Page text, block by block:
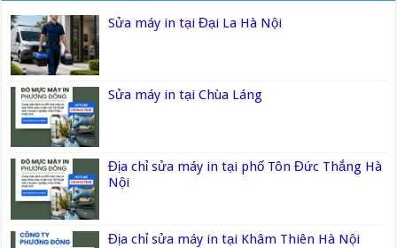
Sửa máy in tại Đại La Hà Nội
Sửa máy in tại Chùa Láng
Địa chỉ sửa máy in tại phố Tôn Đức Thắng Hà
Nội
Địa chỉ sửa máy in tại Khâm Thiên Hà Nội